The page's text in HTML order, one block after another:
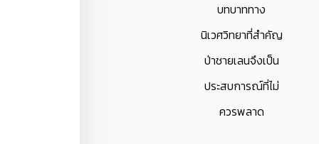
บทบาททาง
นิเวศวิทยาที่สำคัญ
ป่าชายเลนจึงเป็น
ประสบการณ์ที่ไม่
ควรพลาด